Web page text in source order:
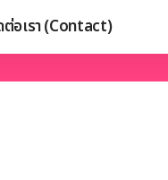
อเรา (Contact)